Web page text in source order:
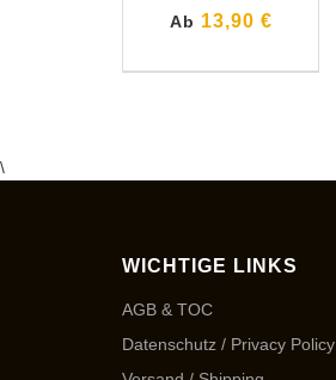
Ab 13,90 €
\
WICHTIGE LINKS
AGB & TOC
Datenschutz / Privacy Policy